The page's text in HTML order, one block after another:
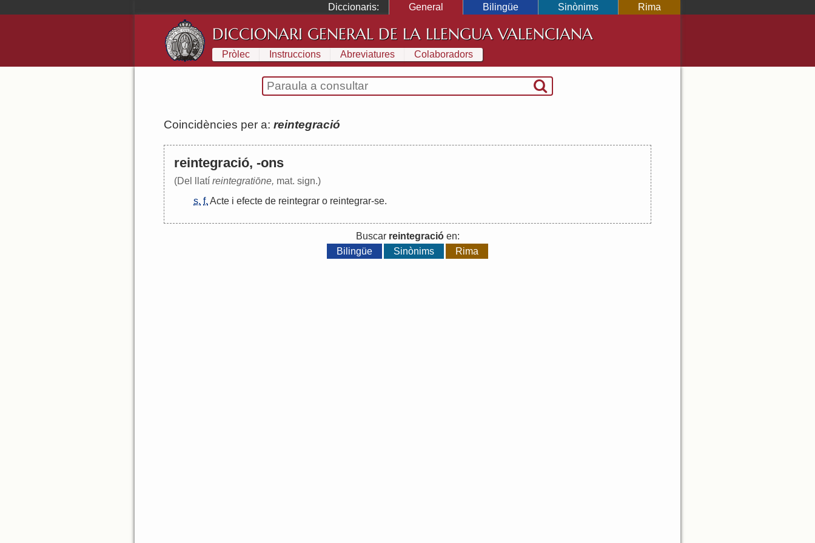
Diccionaris: General Bilingüe Sinònims Rima
DICCIONARI GENERAL DE LA LLENGUA VALENCIANA
Pròlec Instruccions Abreviatures Colaboradors
Coincidències per a: reintegració
reintegració, -ons
(Del llatí reintegratiōne, mat. sign.)
s. f. Acte i efecte de reintegrar o reintegrar-se.
Buscar reintegracióen:
Bilingüe
Sinònims Rima